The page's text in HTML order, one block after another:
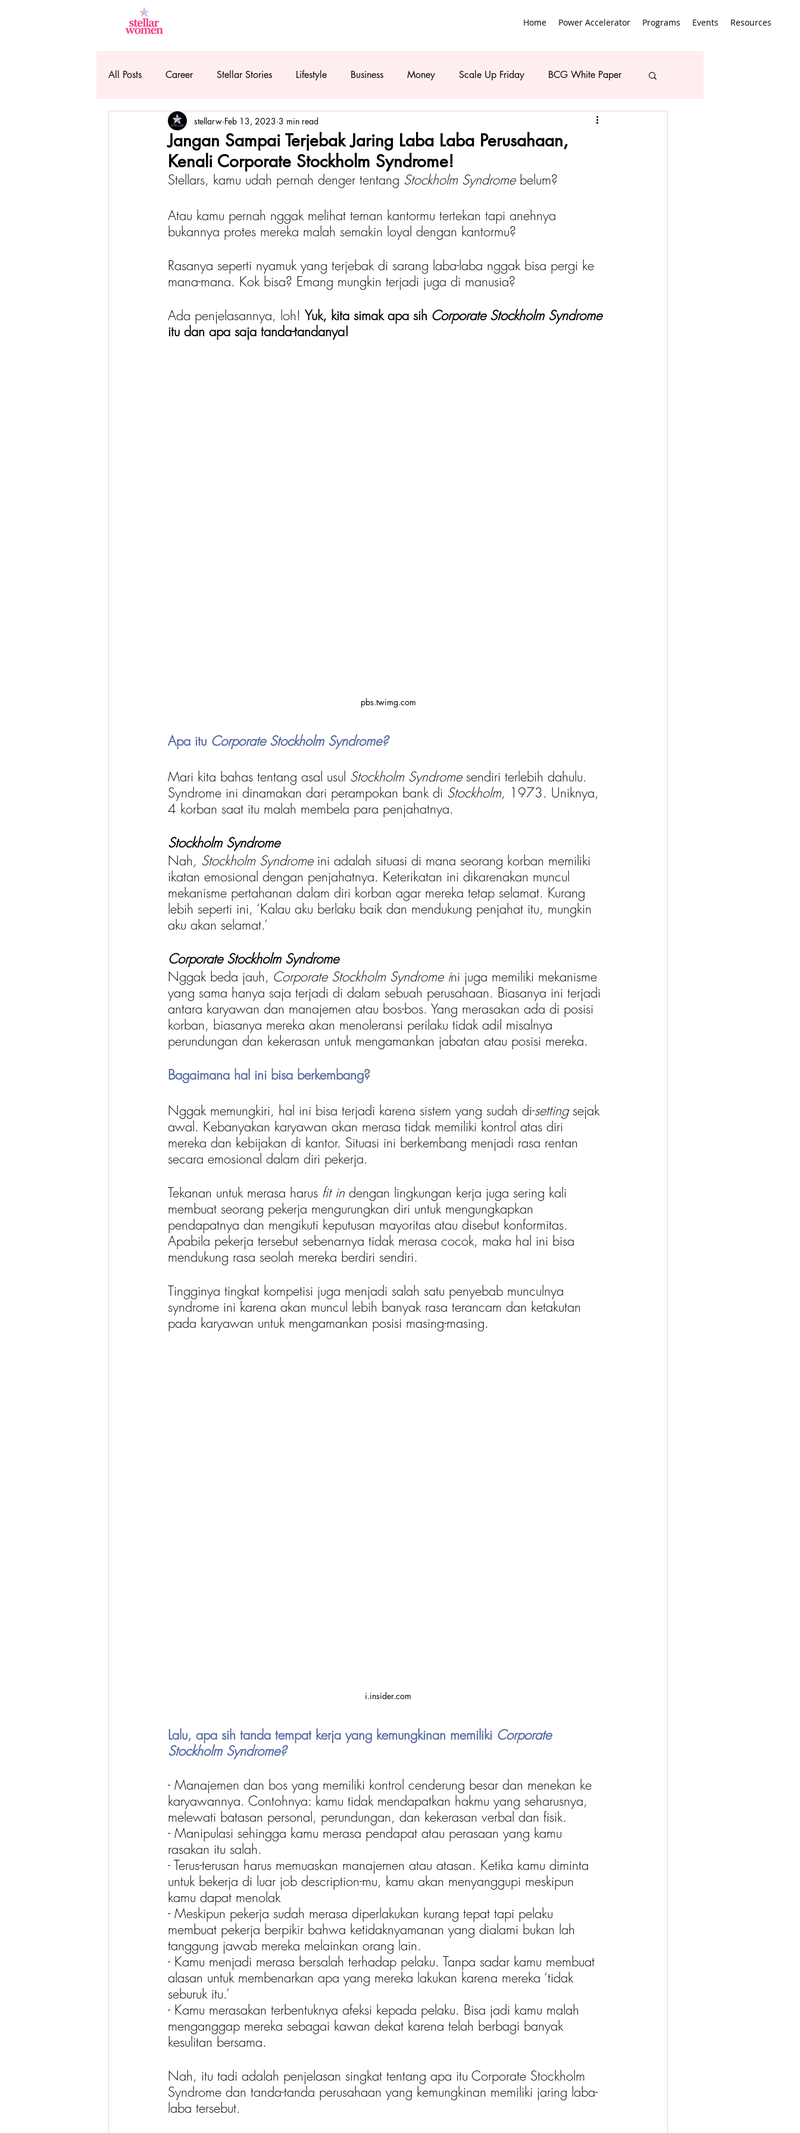
Home Power Accelerator Programs Events Resources
All Posts Career Stellar Stories Lifestyle Business Money Scale Up Friday BCG White Paper
Jangan Sampai Terjebak Jaring Laba Laba Perusahaan,
Kenali Corporate Stockholm Syndrome!
stellarw Feb 13, 2023 3 min read
Stellars, kamu udah pernah denger tentang Stockholm Syndrome belum?
Atau kamu pernah nggak melihat teman kantormu tertekan tapi anehnya
bukannya protes mereka malah semakin loyal dengan kantormu?
Rasanya seperti nyamuk yang terjebak di sarang laba-laba nggak bisa pergi ke
mana-mana. Kok bisa? Emang mungkin terjadi juga di manusia?
Ada penjelasannya, loh! Yuk, kita simak apa sih Corporate Stockholm Syndrome
itu dan apa saja tanda-tandanya!
pbs.twimg.com
Apa itu Corporate Stockholm Syndrome?
Mari kita bahas tentang asal usul Stockholm Syndrome sendiri terlebih dahulu.
Syndrome ini dinamakan dari perampokan bank di Stockholm, 1973. Uniknya,
4 korban saat itu malah membela para penjahatnya.
Stockholm Syndrome
Nah, Stockholm Syndrome ini adalah situasi di mana seorang korban memiliki
ikatan emosional dengan penjahatnya. Keterikatan ini dikarenakan muncul
mekanisme pertahanan dalam diri korban agar mereka tetap selamat. Kurang
lebih seperti ini, ‘Kalau aku berlaku baik dan mendukung penjahat itu, mungkin
aku akan selamat.’
Corporate Stockholm Syndrome
Nggak beda jauh, Corporate Stockholm Syndrome ini juga memiliki mekanisme
yang sama hanya saja terjadi di dalam sebuah perusahaan. Biasanya ini terjadi
antara karyawan dan manajemen atau bos-bos. Yang merasakan ada di posisi
korban, biasanya mereka akan menoleransi perilaku tidak adil misalnya
perundungan dan kekerasan untuk mengamankan jabatan atau posisi mereka.
Bagaimana hal ini bisa berkembang?
Nggak memungkiri, hal ini bisa terjadi karena sistem yang sudah di-setting sejak
awal. Kebanyakan karyawan akan merasa tidak memiliki kontrol atas diri
mereka dan kebijakan di kantor. Situasi ini berkembang menjadi rasa rentan
secara emosional dalam diri pekerja.
Tekanan untuk merasa harus fit in dengan lingkungan kerja juga sering kali
membuat seorang pekerja mengurungkan diri untuk mengungkapkan
pendapatnya dan mengikuti keputusan mayoritas atau disebut konformitas.
Apabila pekerja tersebut sebenarnya tidak merasa cocok, maka hal ini bisa
mendukung rasa seolah mereka berdiri sendiri.
Tingginya tingkat kompetisi juga menjadi salah satu penyebab munculnya
syndrome ini karena akan muncul lebih banyak rasa terancam dan ketakutan
pada karyawan untuk mengamankan posisi masing-masing.
i.insider.com
Lalu, apa sih tanda tempat kerja yang kemungkinan memiliki Corporate
Stockholm Syndrome?
- Manajemen dan bos yang memiliki kontrol cenderung besar dan menekan ke
karyawannya. Contohnya: kamu tidak mendapatkan hakmu yang seharusnya,
melewati batasan personal, perundungan, dan kekerasan verbal dan fisik.
- Manipulasi sehingga kamu merasa pendapat atau perasaan yang kamu
rasakan itu salah.
- Terus-terusan harus memuaskan manajemen atau atasan. Ketika kamu diminta
untuk bekerja di luar job description-mu, kamu akan menyanggupi meskipun
kamu dapat menolak
- Meskipun pekerja sudah merasa diperlakukan kurang tepat tapi pelaku
membuat pekerja berpikir bahwa ketidaknyamanan yang dialami bukan lah
tanggung jawab mereka melainkan orang lain.
- Kamu menjadi merasa bersalah terhadap pelaku. Tanpa sadar kamu membuat
alasan untuk membenarkan apa yang mereka lakukan karena mereka ‘tidak
seburuk itu.’
- Kamu merasakan terbentuknya afeksi kepada pelaku. Bisa jadi kamu malah
menganggap mereka sebagai kawan dekat karena telah berbagi banyak
kesulitan bersama.
Nah, itu tadi adalah penjelasan singkat tentang apa itu Corporate Stockholm
Syndrome dan tanda-tanda perusahaan yang kemungkinan memiliki jaring laba-
laba tersebut.